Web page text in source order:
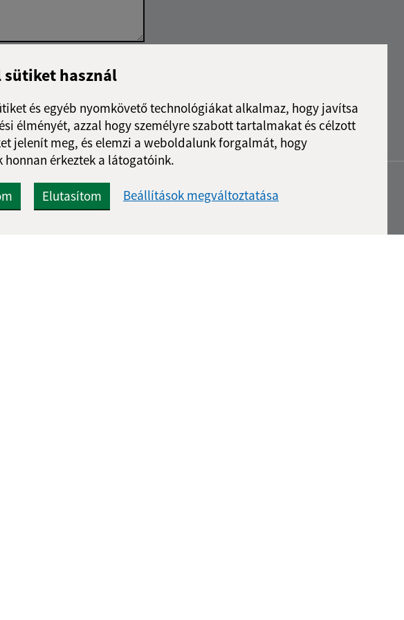
sütiket használ
és egyéb nyomkövető technológiákat alkalmaz, hogy javítsa
élményét, azzal hogy személyre szabott tartalmakat és célzott
jelenít meg, és elemzi a weboldalunk forgalmát, hogy
honnan érkeztek a látogatóink.
Elutasítom Beállítások megváltoztatása
Google reCaptcha Response
Üzenet küldése